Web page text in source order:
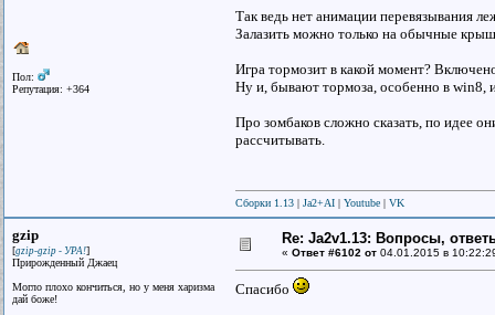
Пол:
Репутация: +364
Так ведь нет анимации перевязывания
Залазить можно только на обычные
Игра тормозит в какой момент?
Ну и, бывают тормоза, особенно в win8,
Про зомбаков сложно сказать, по идее
рассчитывать.
Сборки 1.13 | Ja2+AI | Youtube | VK
gzip
[gzip-gzip - УРА!]
Прирожденный Джаец
Могло плохо кончиться, но у меня харизма
дай божe!
Re: Ja2v1.13: Вопросы,
« Ответ #6102 от 04.01.2015 в
Спасибо